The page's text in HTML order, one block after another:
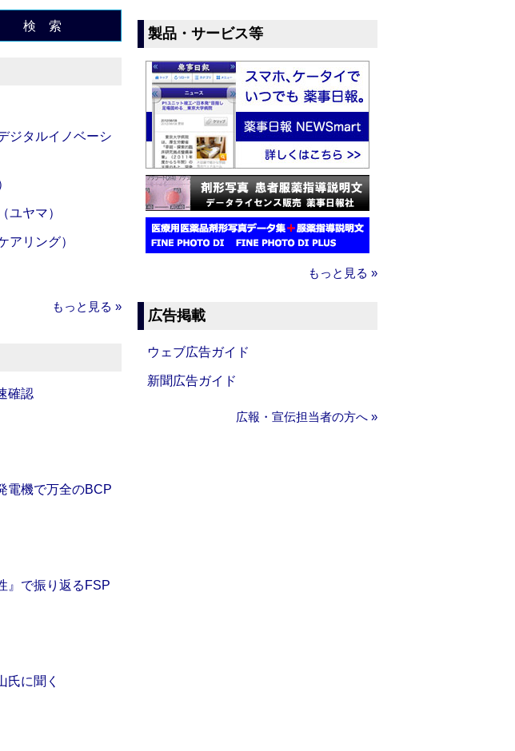
検 索
ジタルイノベーシ
ユヤマ）
アリング）
もっと見る »
確認
電機で万全のBCP
』で振り返るFSP
氏に聞く
製品・サービス等
もっと見る »
広告掲載
ウェブ広告ガイド
新聞広告ガイド
広報・宣伝担当者の方へ »